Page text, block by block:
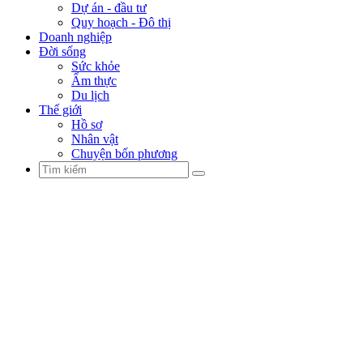
Dự án - đầu tư
Quy hoạch - Đô thị
Doanh nghiệp
Đời sống
Sức khỏe
Ẩm thực
Du lịch
Thế giới
Hồ sơ
Nhân vật
Chuyện bốn phương